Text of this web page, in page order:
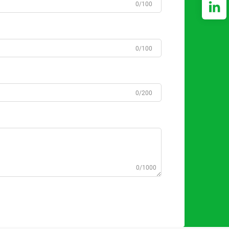
0/100
0/100
0/200
0/1000